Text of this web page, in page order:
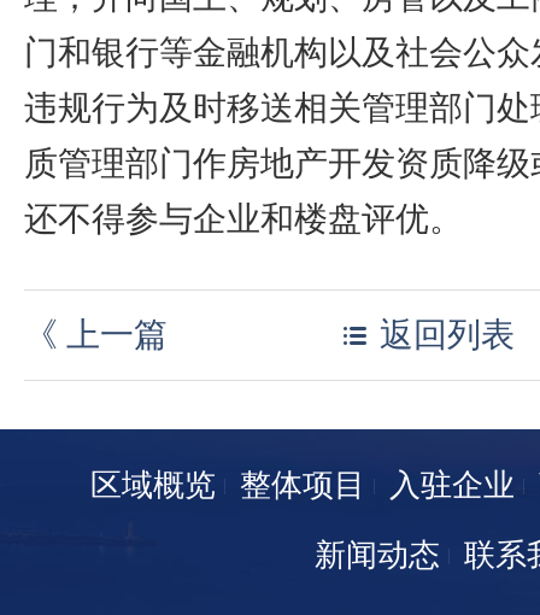
门和银行等金融机构以及社会公
违规行为及时移送相关管理部门
质管理部门作房地产开发资质降
还不得参与企业和楼盘评优。
《 上一篇 返回列表
区域概览 整体项目 入驻企业
新闻动态
联系